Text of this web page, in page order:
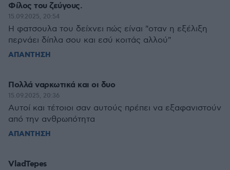
Φίλος του ζεύγους.
15.09.2025, 20:54
Η φατσουλα του δείχνει πώς είναι "οταν η εξέλιξη
περνάει δίπλα σου και εσύ κοιτάς αλλού"
ΑΠΑΝΤΗΣΗ
Πολλά ναρκωτικά και οι δυο
15.09.2025, 20:36
Αυτοί και τέτοιοι σαν αυτούς πρέπει να εξαφανιστούν
από την ανθρωπότητα
ΑΠΑΝΤΗΣΗ
VladTepes